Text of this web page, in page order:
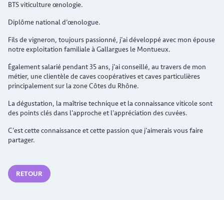
BTS viticulture œnologie.
Diplôme national d’œnologue.
Fils de vigneron, toujours passionné, j'ai développé avec mon épouse
notre exploitation familiale à Gallargues le Montueux.
Également salarié pendant 35 ans, j'ai conseillé, au travers de mon
métier, une clientèle de caves coopératives et caves particulières
principalement sur la zone Côtes du Rhône.
La dégustation, la maîtrise technique et la connaissance viticole sont
des points clés dans l'approche et l'appréciation des cuvées.
C'est cette connaissance et cette passion que j'aimerais vous faire
partager.
RETOUR